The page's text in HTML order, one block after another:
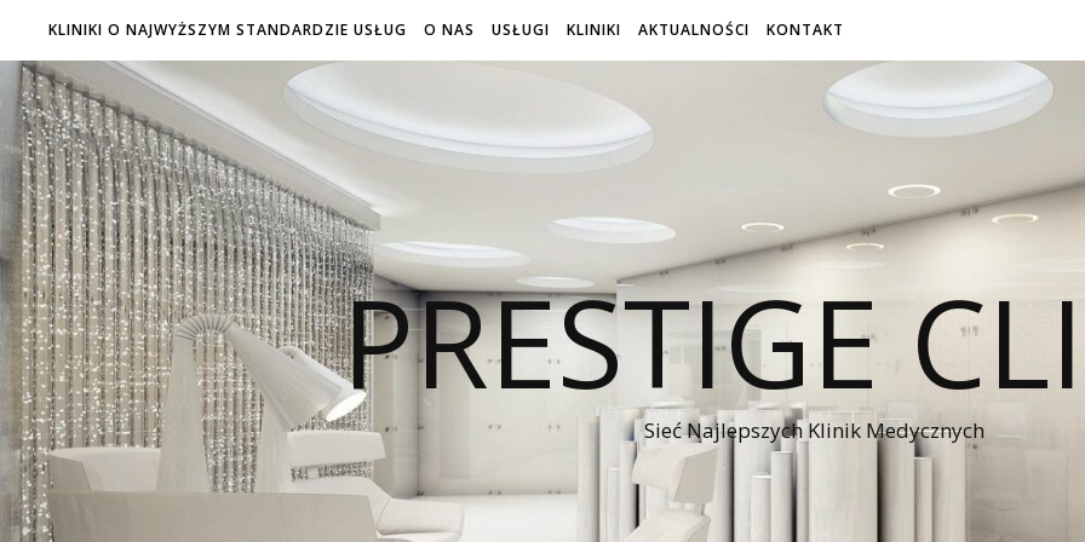
KLINIKI O NAJWYŻSZYM STANDARDZIE USŁUG O NAS USŁUGI KLINIKI AKTUALNOŚCI KONTAKT
PRESTIGE
Sieć Najlepszych Klinik Medycznych